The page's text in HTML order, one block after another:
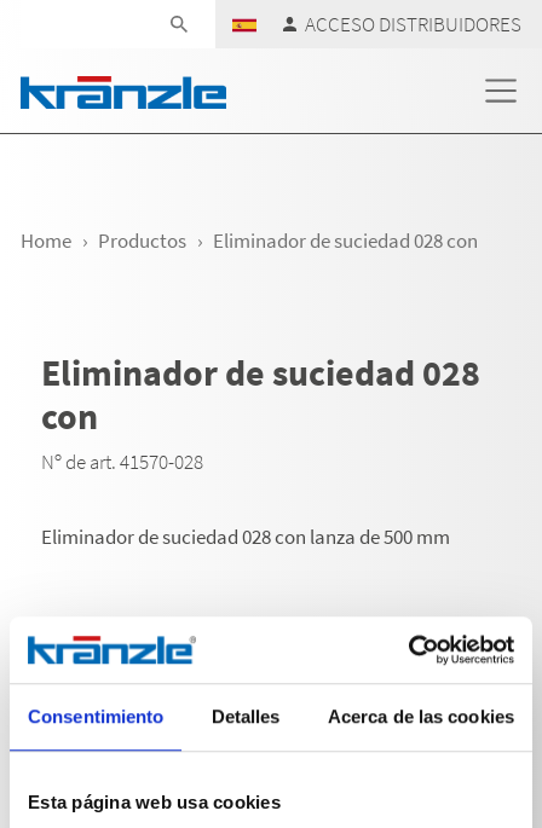
Consentimiento Detalles Acerca de las cookies
Esta página web usa cookies
ACCESO DISTRIBUIDORES
Home Productos Eliminador de suciedad 028 con
Eliminador de suciedad 028
con
Nº de art. 41570-028
Eliminador de suciedad 028 con lanza de 500 mm
Especificaciones técnicas